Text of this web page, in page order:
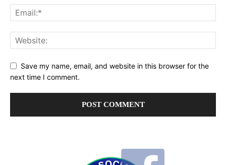
Save my name, email, and website in this browser for the
next time I comment.